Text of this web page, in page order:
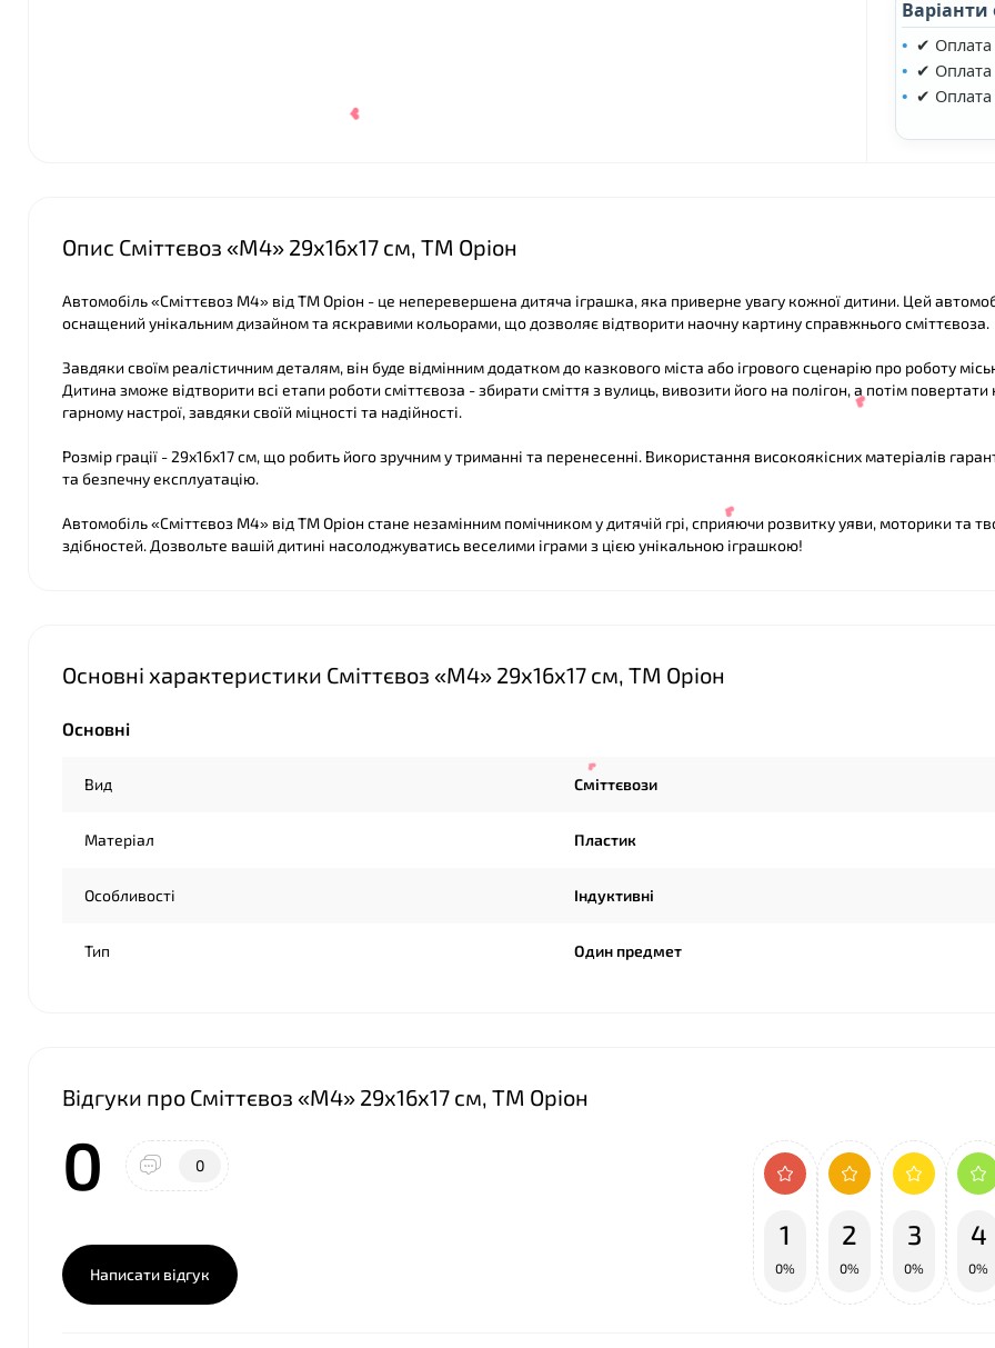
✔ Оплата
✔ Оплата
✔ Оплата
Опис Сміттєвоз «М4» 29х16х17 см, ТМ Оріон
Автомобіль «Сміттєвоз М4» від ТМ Оріон - це неперевершена дитяча іграшка, яка приверне увагу кожної дитини. Цей
оснащений унікальним дизайном та яскравими кольорами, що дозволяє відтворити наочну картину справжнього сміттєвоза.
Завдяки своїм реалістичним деталям, він буде відмінним додатком до казкового міста або ігрового сценарію про роботу
Дитина зможе відтворити всі етапи роботи сміттєвоза - збирати сміття з вулиць, вивозити його на полігон, а потім повертати
гарному настрої, завдяки своїй міцності та надійності.
Розмір грації - 29х16х17 см, що робить його зручним у триманні та перенесенні. Використання високоякісних матеріалів
та безпечну експлуатацію.
Автомобіль «Сміттєвоз М4» від ТМ Оріон стане незамінним помічником у дитячій грі, сприяючи розвитку уяви, моторики та
здібностей. Дозвольте вашій дитині насолоджуватись веселими іграми з цією унікальною іграшкою!
Основні характеристики Сміттєвоз «М4» 29х16х17 см, ТМ Оріон
Основні
Вид Сміттєвози
Матеріал Пластик
Особливості Індуктивні
Тип Один предмет
Відгуки про Сміттєвоз «М4» 29х16х17 см, ТМ Оріон
0 0
Написати відгук
1
0%
2
0%
3
0%
4
0%
❤
❤